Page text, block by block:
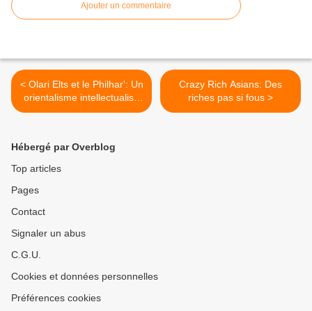
Ajouter un commentaire
< Olari Elts et le Philhar': Un
orientalisme intellectualisé
dans la Chant de la Terre
Crazy Rich Asians: Des
riches pas si fous >
Hébergé par Overblog
Top articles
Pages
Contact
Signaler un abus
C.G.U.
Cookies et données personnelles
Préférences cookies